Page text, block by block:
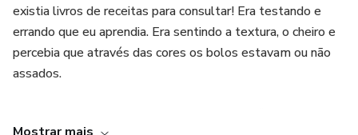
existia livros de receitas para consultar! Era testando e
errando que eu aprendia. Era sentindo a textura, o cheiro e
percebia que através das cores os bolos estavam ou não
assados.